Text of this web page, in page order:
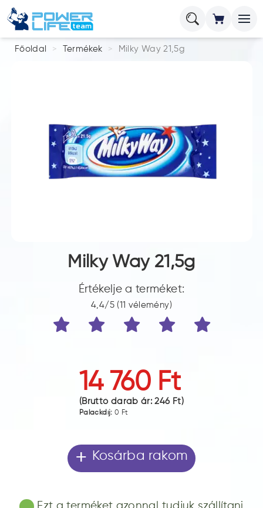
Főoldal Termékek Milky Way 21,5g
Milky Way 21,5g
Értékelje a terméket:
4,4/5 (11 vélemény)
14 760 Ft
(Bruttó darab ár:246 Ft)
Palackdíj: 0 Ft
+ Kosárba rakom